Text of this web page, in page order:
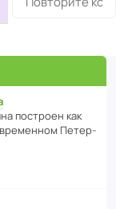
пост­роен как
Пете­р­